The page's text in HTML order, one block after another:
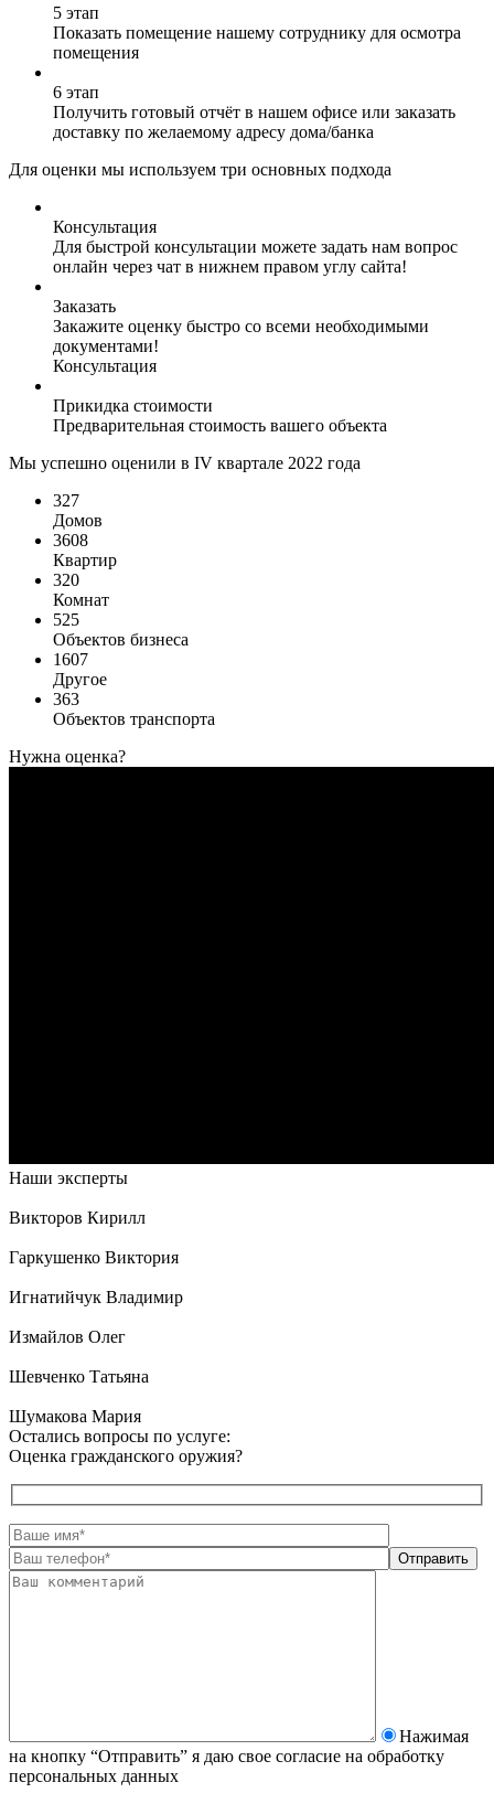
5 этап
Показать помещение нашему сотруднику для осмотра
помещения
6 этап
Получить готовый отчёт в нашем офисе или заказать
доставку по желаемому адресу дома/банка
Для оценки мы используем три основных подхода
Консультация
Для быстрой консультации можете задать нам вопрос
онлайн через чат в нижнем правом углу сайта!
Заказать
Закажите оценку быстро со всеми необходимыми
документами!
Консультация
Прикидка стоимости
Предварительная стоимость вашего объекта
Мы успешно оценили в IV квартале 2022 года
327
Домов
3608
Квартир
320
Комнат
525
Объектов бизнеса
1607
Другое
363
Объектов транспорта
Нужна оценка?
Наши эксперты
Викторов Кирилл
Гаркушенко Виктория
Игнатийчук Владимир
Измайлов Олег
Шевченко Татьяна
Шумакова Мария
Остались вопросы по услуге:
Оценка гражданского оружия?
Нажимая
на кнопку “Отправить” я даю свое согласие на обработку
персональных данных